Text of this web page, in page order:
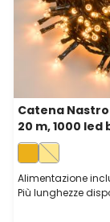
Catena Nastro
20 m, 1000 led
extra caldo,
Alimentazione
Più lunghezze